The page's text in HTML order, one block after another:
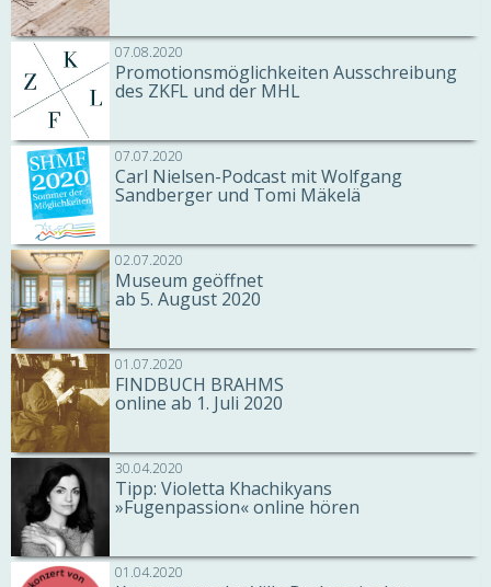
07.08.2020
Promotionsmöglichkeiten Ausschreibung
des ZKFL und der MHL
07.07.2020
Carl Nielsen-Podcast mit Wolfgang
Sandberger und Tomi Mäkelä
02.07.2020
Museum geöffnet
ab 5. August 2020
01.07.2020
FINDBUCH BRAHMS
online ab 1. Juli 2020
30.04.2020
Tipp: Violetta Khachikyans
»Fugenpassion« online hören
01.04.2020